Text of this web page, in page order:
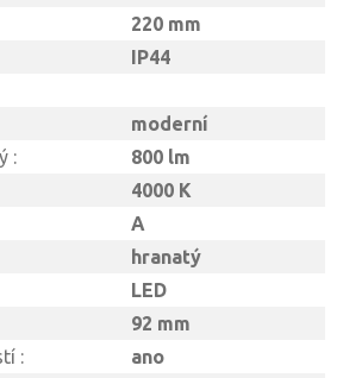
220 mm
IP44
moderní
:
800 lm
4000 K
A
hranatý
LED
92 mm
:
ano